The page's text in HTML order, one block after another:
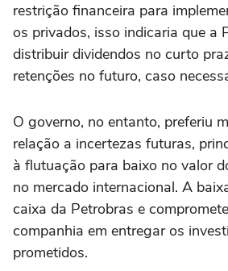
restrição financeira para
os privados, isso indicaria que a
distribuir dividendos no curto
retenções no futuro, caso
O governo, no entanto, preferiu
relação a incertezas futuras,
à flutuação para baixo no valor
no mercado internacional. A
caixa da Petrobras e
companhia em entregar os
prometidos.